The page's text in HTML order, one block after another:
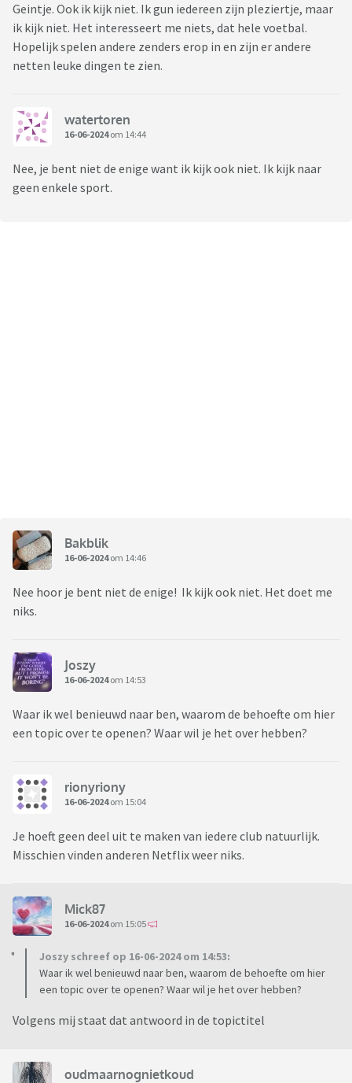
Geintje. Ook ik kijk niet. Ik gun iedereen zijn pleziertje, maar
ik kijk niet. Het interesseert me niets, dat hele voetbal.
Hopelijk spelen andere zenders erop in en zijn er andere
netten leuke dingen te zien.
watertoren
16-06-2024om 14:44
Nee, je bent niet de enige want ik kijk ook niet. Ik kijk naar
geen enkele sport.
Bakblik
16-06-2024om 14:46
Nee hoor je bent niet de enige! Ik kijk ook niet. Het doet me
niks.
Joszy
16-06-2024om 14:53
Waar ik wel benieuwd naar ben, waarom de behoefte om hier
een topic over te openen? Waar wil je het over hebben?
rionyriony
16-06-2024om 15:04
Je hoeft geen deel uit te maken van iedere club natuurlijk.
Misschien vinden anderen Netflix weer niks.
Mick87
16-06-2024om 15:05
Joszy schreef op 16-06-2024 om 14:53:
Waar ik wel benieuwd naar ben, waarom de behoefte om hier
een topic over te openen? Waar wil je het over hebben?
Volgens mij staat dat antwoord in de topictitel
oudmaarnognietkoud